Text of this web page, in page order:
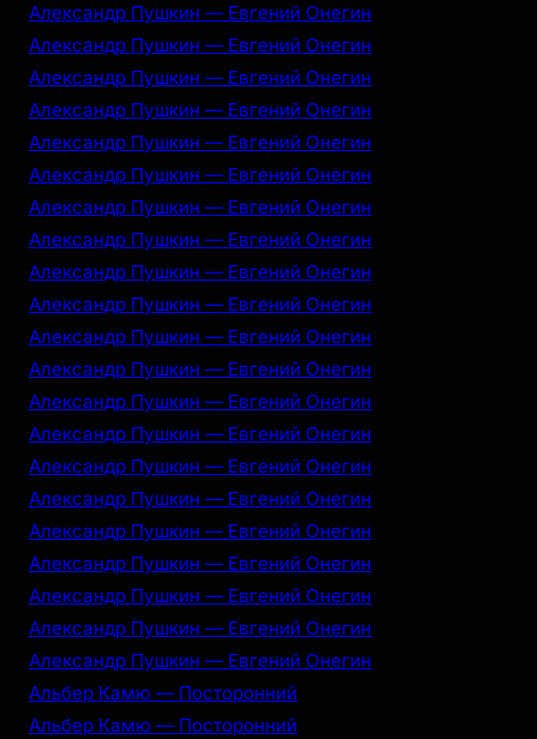
Александр Пушкин — Евгений Онегин
Александр Пушкин — Евгений Онегин
Александр Пушкин — Евгений Онегин
Александр Пушкин — Евгений Онегин
Александр Пушкин — Евгений Онегин
Александр Пушкин — Евгений Онегин
Александр Пушкин — Евгений Онегин
Александр Пушкин — Евгений Онегин
Александр Пушкин — Евгений Онегин
Александр Пушкин — Евгений Онегин
Александр Пушкин — Евгений Онегин
Александр Пушкин — Евгений Онегин
Александр Пушкин — Евгений Онегин
Александр Пушкин — Евгений Онегин
Александр Пушкин — Евгений Онегин
Александр Пушкин — Евгений Онегин
Александр Пушкин — Евгений Онегин
Александр Пушкин — Евгений Онегин
Александр Пушкин — Евгений Онегин
Александр Пушкин — Евгений Онегин
Александр Пушкин — Евгений Онегин
Альбер Камю — Посторонний
Альбер Камю — Посторонний